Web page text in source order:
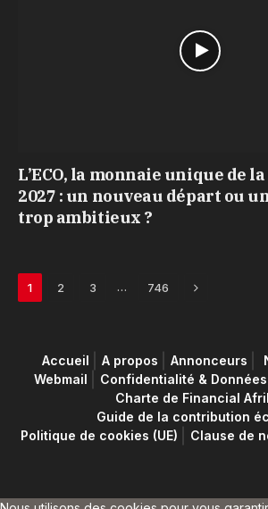
L’ECO, la monnaie unique de la
2027 : un nouveau départ ou
trop ambitieux ?
1 2 3 … 746 Next
Accueil A propos Annonceurs
Webmail
Confidentialité &
Charte de Financial
Guide de la contribution
Politique de cookies (UE)
Clause de